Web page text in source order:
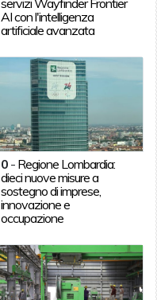
AI con l'intelligenza
artificiale avanzata
0 - Regione Lombardia:
dieci nuove misure a
sostegno di imprese,
innovazione e
occupazione